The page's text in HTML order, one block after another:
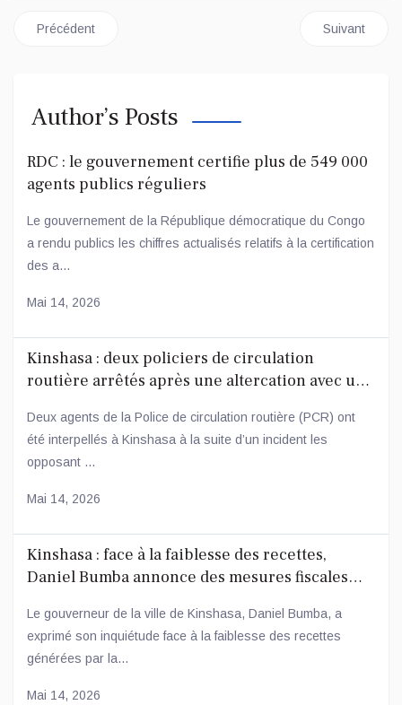
Article précédent : RDC : ouverture d’une enquête judiciaire
Précédent Article
Suivant
Author’s Posts
RDC : le gouvernement certifie plus de 549 000
agents publics réguliers
Le gouvernement de la République démocratique du Congo
a rendu publics les chiffres actualisés relatifs à la certification
des a...
Mai 14, 2026
Kinshasa : deux policiers de circulation
routière arrêtés après une altercation avec un
Deux agents de la Police de circulation routière (PCR) ont
été interpellés à Kinshasa à la suite d’un incident les
opposant ...
Mai 14, 2026
Kinshasa : face à la faiblesse des recettes,
Daniel Bumba annonce des mesures fiscales
Le gouverneur de la ville de Kinshasa, Daniel Bumba, a
exprimé son inquiétude face à la faiblesse des recettes
générées par la...
Mai 14, 2026